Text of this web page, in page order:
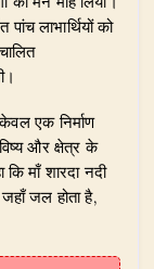
लाभार्थियों को
एक निर्माण
और क्षेत्र के
माँ शारदा नदी
जल होता है,